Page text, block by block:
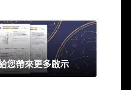
您帶來更多啟示